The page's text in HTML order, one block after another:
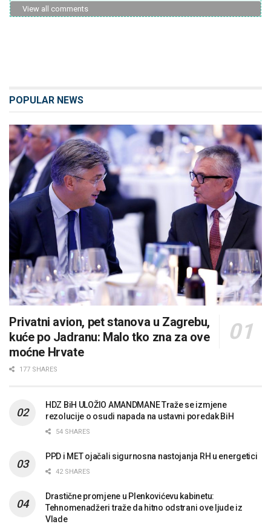
View all comments
POPULAR NEWS
Privatni avion, pet stanova u Zagrebu,
kuće po Jadranu: Malo tko zna za ove
moćne Hrvate
177 SHARES
HDZ BiH ULOŽIO AMANDMANE Traže se izmjene
rezolucije o osudi napada na ustavni poredak BiH
54 SHARES
PPD i MET ojačali sigurnosna nastojanja RH u energetici
42 SHARES
Drastične promjene u Plenkovićevu kabinetu:
Tehnomenadžeri traže da hitno odstrani ove ljude iz
Vlade